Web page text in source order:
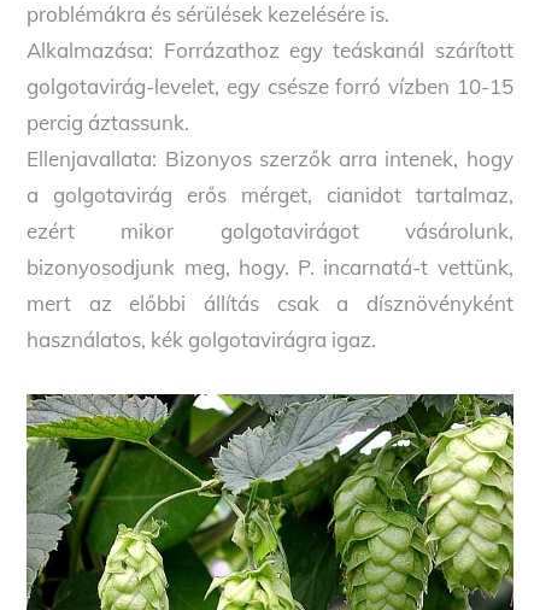
problémákra és sérülések kezelésére is.
Alkalmazása: Forrázathoz egy teáskanál szárított
golgotavirág-levelet, egy csésze forró vízben 10-15
percig áztassunk.
Ellenjavallata: Bizonyos szerzők arra intenek, hogy
a golgotavirág erős mérget, cianidot tartalmaz,
ezért mikor golgotavirágot vásárolunk,
bizonyosodjunk meg, hogy. P. incarnatá-t vettünk,
mert az előbbi állítás csak a dísznövényként
használatos, kék golgotavirágra igaz.